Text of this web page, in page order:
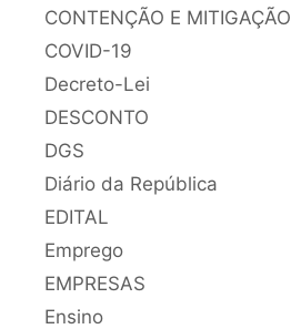
CONTENÇÃO E MITIGAÇÃO
COVID-19
Decreto-Lei
DESCONTO
DGS
Diário da República
EDITAL
Emprego
EMPRESAS
Ensino